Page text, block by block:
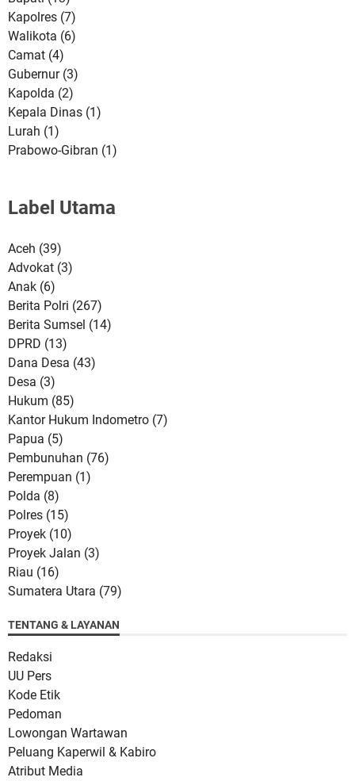
Kapolres (7)
Walikota (6)
Camat (4)
Gubernur (3)
Kapolda (2)
Kepala Dinas (1)
Lurah (1)
Prabowo-Gibran (1)
Label Utama
Aceh (39)
Advokat (3)
Anak (6)
Berita Polri (267)
Berita Sumsel (14)
DPRD (13)
Dana Desa (43)
Desa (3)
Hukum (85)
Kantor Hukum Indometro (7)
Papua (5)
Pembunuhan (76)
Perempuan (1)
Polda (8)
Polres (15)
Proyek (10)
Proyek Jalan (3)
Riau (16)
Sumatera Utara (79)
TENTANG & LAYANAN
Redaksi
UU Pers
Kode Etik
Pedoman
Lowongan Wartawan
Peluang Kaperwil & Kabiro
Atribut Media